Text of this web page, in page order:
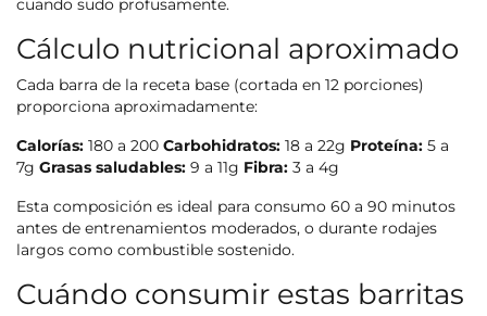
cuando sudo profusamente.
Cálculo nutricional aproximado
Cada barra de la receta base (cortada en 12 porciones)
proporciona aproximadamente:
Calorías: 180 a 200 Carbohidratos: 18 a 22g Proteína: 5 a
7g Grasas saludables: 9 a 11g Fibra: 3 a 4g
Esta composición es ideal para consumo 60 a 90 minutos
antes de entrenamientos moderados, o durante rodajes
largos como combustible sostenido.
Cuándo consumir estas barritas